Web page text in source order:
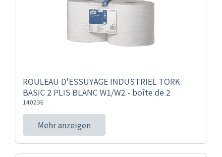
ROULEAU D'ESSUYAGE INDUSTRIEL TORK
BASIC 2 PLIS BLANC W1/W2 - boîte de 2
140236
Mehr anzeigen